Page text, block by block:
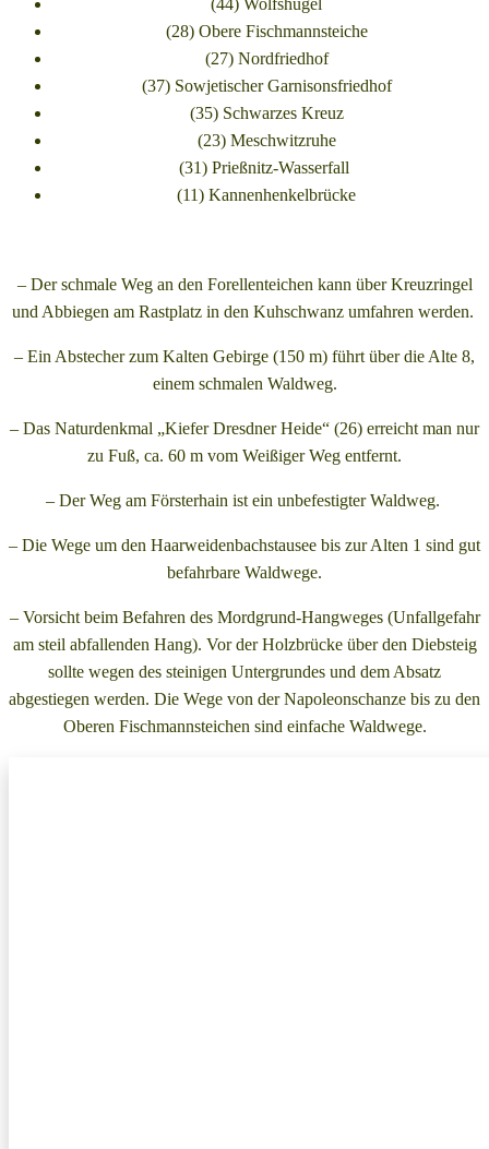
(44) Wolfshügel
(28) Obere Fischmannsteiche
(27) Nordfriedhof
(37) Sowjetischer Garnisonsfriedhof
(35) Schwarzes Kreuz
(23) Meschwitzruhe
(31) Prießnitz-Wasserfall
(11) Kannenhenkelbrücke
– Der schmale Weg an den Forellenteichen kann über Kreuzringel
und Abbiegen am Rastplatz in den Kuhschwanz umfahren werden.
– Ein Abstecher zum Kalten Gebirge (150 m) führt über die Alte 8,
einem schmalen Waldweg.
– Das Naturdenkmal „Kiefer Dresdner Heide“ (26) erreicht man nur
zu Fuß, ca. 60 m vom Weißiger Weg entfernt.
– Der Weg am Försterhain ist ein unbefestigter Waldweg.
– Die Wege um den Haarweidenbachstausee bis zur Alten 1 sind gut
befahrbare Waldwege.
– Vorsicht beim Befahren des Mordgrund-Hangweges (Unfallgefahr
am steil abfallenden Hang). Vor der Holzbrücke über den Diebsteig
sollte wegen des steinigen Untergrundes und dem Absatz
abgestiegen werden. Die Wege von der Napoleonschanze bis zu den
Oberen Fischmannsteichen sind einfache Waldwege.